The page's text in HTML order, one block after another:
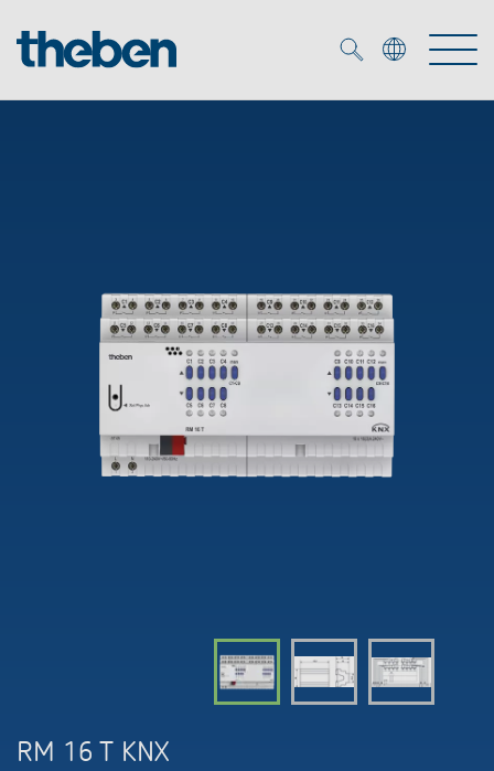
Smart Home
Detetores de presença e movimentos
Biblioteca de mídia
Seminários técnicos
Soluções
Sistema de casa inteligente LUXORliving
Projetores de LED
Theben AG
Contacto
Distribuicao global
RM 16 T KNX